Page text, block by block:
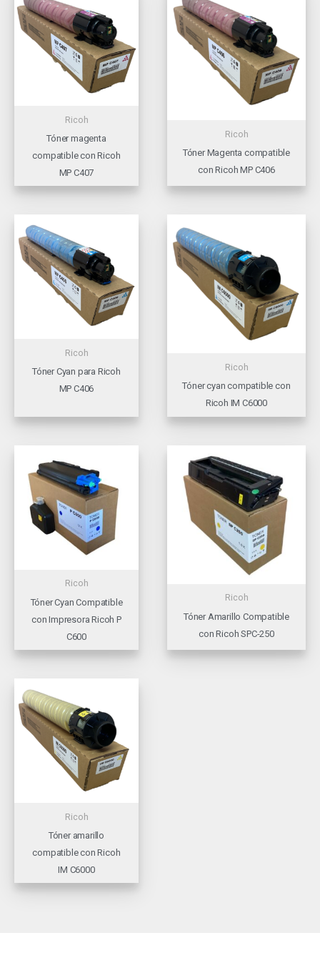
Ricoh
Tóner magenta
compatible con Ricoh
MP C407
Ricoh
Tóner Magenta compatible
con Ricoh MP C406
Ricoh
Tóner Cyan para Ricoh
MP C406
Ricoh
Tóner cyan compatible con
Ricoh IM C6000
Ricoh
Tóner Cyan Compatible
con Impresora Ricoh P
C600
Ricoh
Tóner Amarillo Compatible
con Ricoh SPC-250
Ricoh
Tóner amarillo
compatible con Ricoh
IM C6000